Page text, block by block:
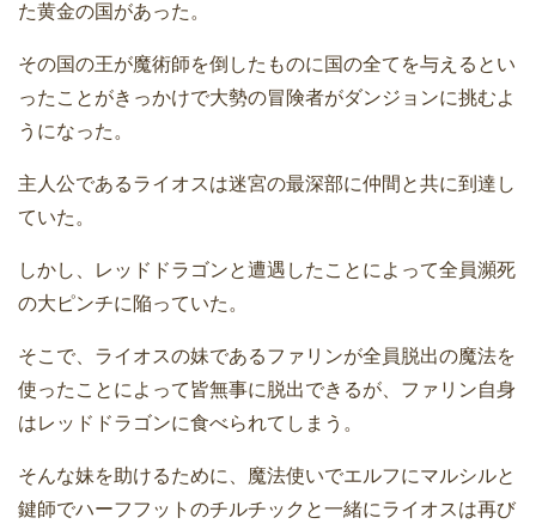
た黄金の国があった。
その国の王が魔術師を倒したものに国の全てを与えるとい
ったことがきっかけで大勢の冒険者がダンジョンに挑むよ
うになった。
主人公であるライオスは迷宮の最深部に仲間と共に到達し
ていた。
しかし、レッドドラゴンと遭遇したことによって全員瀕死
の大ピンチに陥っていた。
そこで、ライオスの妹であるファリンが全員脱出の魔法を
使ったことによって皆無事に脱出できるが、ファリン自身
はレッドドラゴンに食べられてしまう。
そんな妹を助けるために、魔法使いでエルフにマルシルと
鍵師でハーフフットのチルチックと一緒にライオスは再び